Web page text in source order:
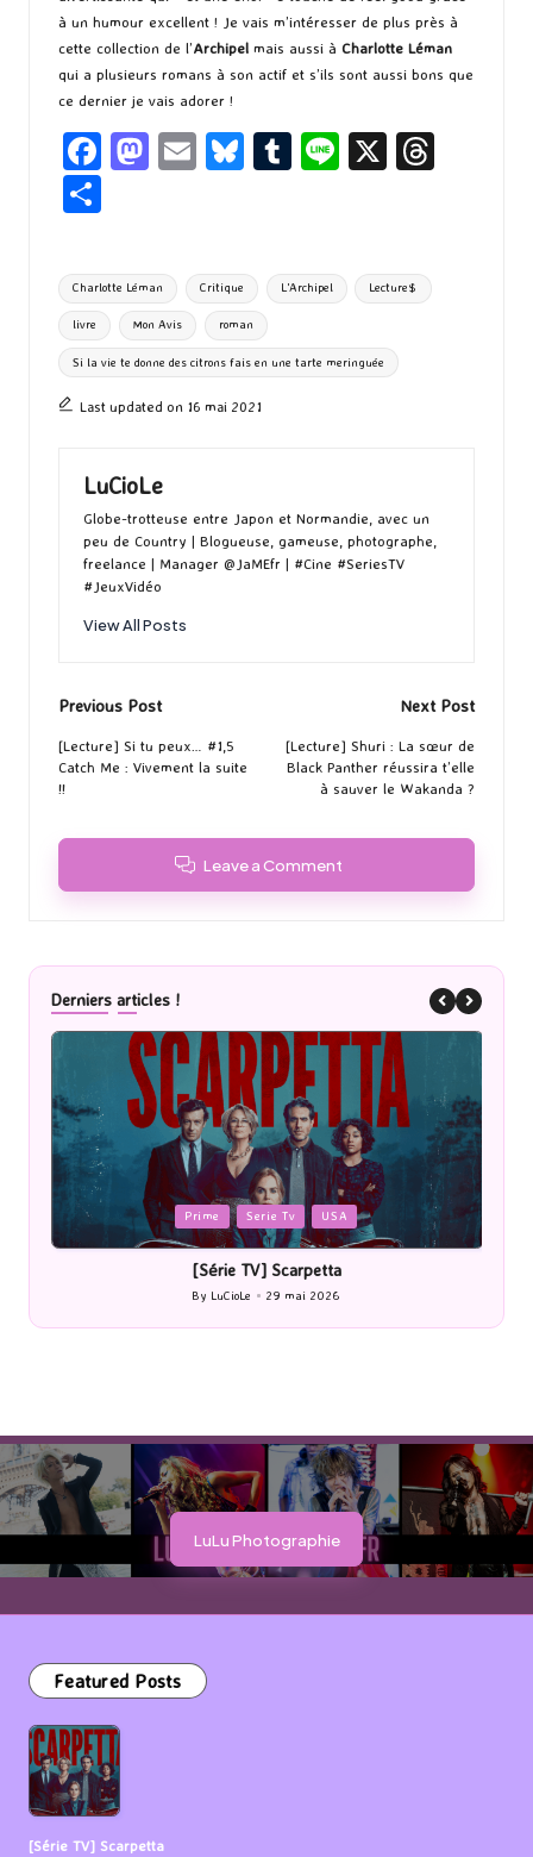
à un humour excellent ! Je vais m’intéresser de plus près à
cette collection de l’Archipel mais aussi à Charlotte Léman
qui a plusieurs romans à son actif et s’ils sont aussi bons que
ce dernier je vais adorer !
Fa
o
o
k
M
d
o
n
E
l
Bl
ky
T
bl
r
Li X
ta
g
er
Tags:
Charlotte Léman Critique L'Archipel Lecture$
livre Mon Avis roman
Si la vie te donne des citrons fais en une tarte meringuée
Last updated on 16 mai 2021
LuCioLe
Globe-trotteuse entre Japon et Normandie, avec un
peu de Country | Blogueuse, gameuse, photographe,
freelance | Manager @JaMEfr | #Cine #SeriesTV
#JeuxVidéo
View All Posts
Post
navigation
Previous Post
[Lecture] Si tu peux… #1,5
Catch Me : Vivement la suite
!!
Next Post
[Lecture] Shuri : La sœur de
Black Panther réussira t’elle
à sauver le Wakanda ?
Leave a Comment
Derniers articles !
Posted
in
Prime Serie Tv USA
[Série TV] Scarpetta
Posted
by
By LuCioLe 29 mai 2026
LuLu Photographie
Featured Posts
[Série TV] Scarpetta